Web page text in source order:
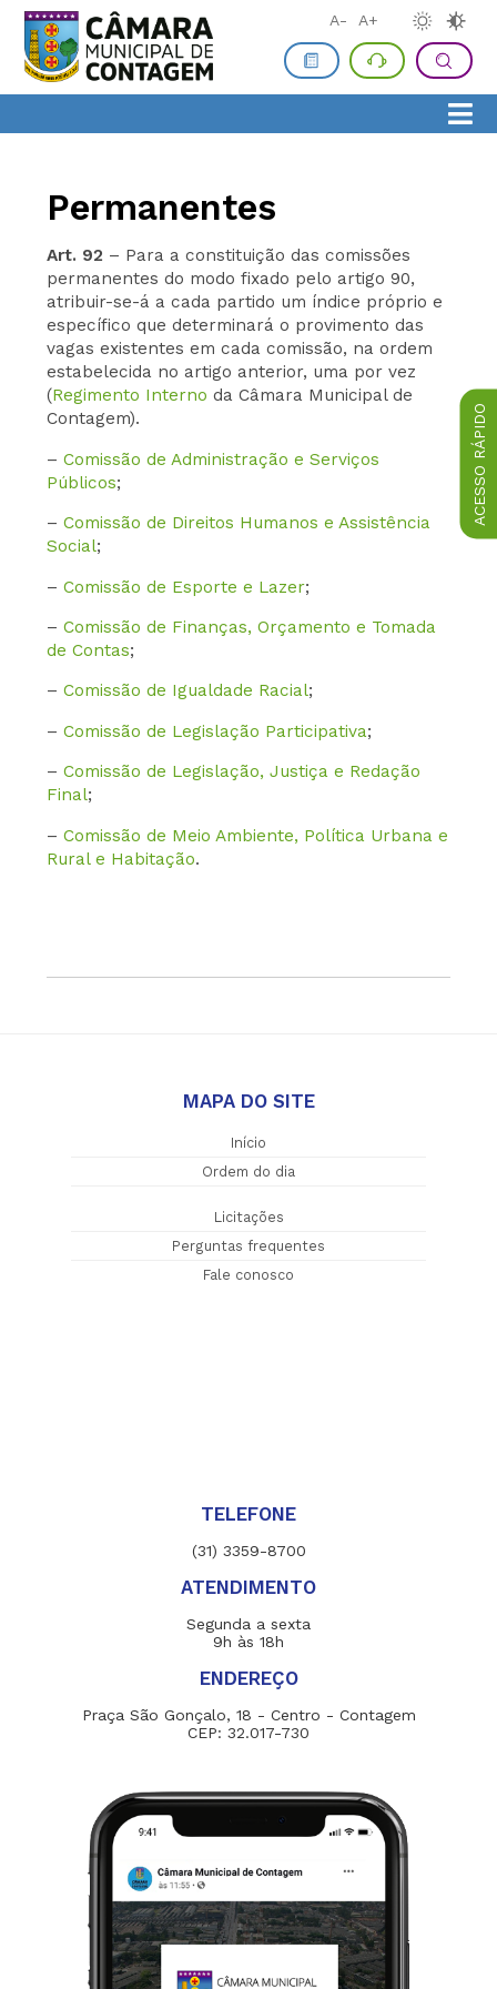
ACESSO RÁPIDO
A- A+
Permanentes
Art. 92 – Para a constituição das comissões
permanentes do modo fixado pelo artigo 90,
atribuir-se-á a cada partido um índice próprio e
específico que determinará o provimento das
vagas existentes em cada comissão, na ordem
estabelecida no artigo anterior, uma por vez
(Regimento Interno da Câmara Municipal de
Contagem).
–Comissão de Administração e Serviços
Públicos;
–Comissão de Direitos Humanos e Assistência
Social;
–Comissão de Esporte e Lazer;
–Comissão de Finanças, Orçamento e Tomada
de Contas;
–Comissão de Igualdade Racial;
–Comissão de Legislação Participativa;
–Comissão de Legislação, Justiça e Redação
Final;
–Comissão de Meio Ambiente, Política Urbana e
Rural e Habitação.
MAPA DO SITE
Início
Ordem do dia
Licitações
Perguntas frequentes
Fale conosco
TELEFONE
(31) 3359-8700
ATENDIMENTO
Segunda a sexta
9h às 18h
ENDEREÇO
Praça São Gonçalo, 18 - Centro - Contagem
CEP: 32.017-730